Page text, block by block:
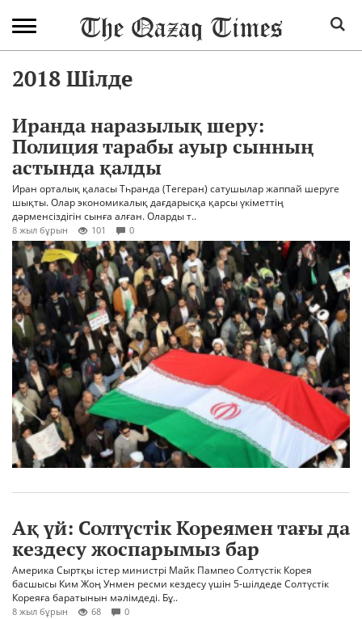
2018 Шілде
Иранда наразылық шеру:
Полиция тарабы ауыр сынның
астында қалды
Иран орталық қаласы Тһранда (Тегеран) сатушылар жаппай шеруге
шықты. Олар экономикалық дағдарысқа қарсы үкіметтің
дәрменсіздігін сынға алған. Оларды т..
8 жыл бұрын 101 0
Ақ үй: Солтүстік Кореямен тағы да
кездесу жоспарымыз бар
Америка Сыртқы істер министрі Майк Пампео Солтүстік Корея
басшысы Ким Жоң Унмен ресми кездесу үшін 5-шілдеде Солтүстік
Кореяға баратынын мәлімдеді. Бұ..
8 жыл бұрын 68 0